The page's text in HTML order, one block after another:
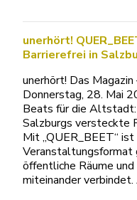
unerhört!
Barrierefrei in
unerhört! Das
Donnerstag, 28. Mai
Beats für die
Salzburgs versteckte
Mit „QUER_BEET“
Veranstaltungsformat
öffentliche Räume
miteinander